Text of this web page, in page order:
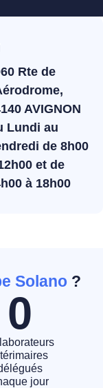
Rte de
AVIGNON
Lundi au
de 8h00
et de
à 18h00
Solano ?
jour
0